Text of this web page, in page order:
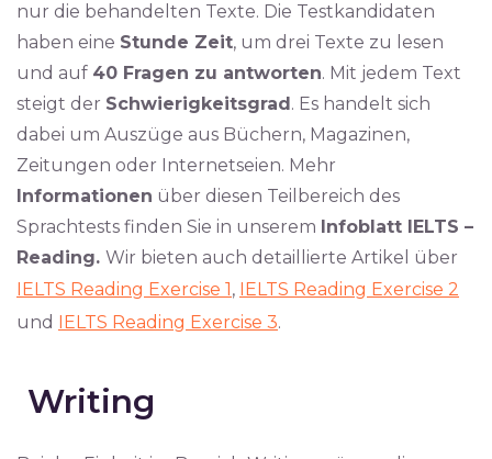
nur die behandelten Texte. Die Testkandidaten
haben eine Stunde Zeit, um drei Texte zu lesen
und auf 40 Fragen zu antworten. Mit jedem Text
steigt der Schwierigkeitsgrad. Es handelt sich
dabei um Auszüge aus Büchern, Magazinen,
Zeitungen oder Internetseien. Mehr
Informationen über diesen Teilbereich des
Sprachtests finden Sie in unserem Infoblatt IELTS –
Reading. Wir bieten auch detaillierte Artikel über
IELTS Reading Exercise 1, IELTS Reading Exercise 2
und IELTS Reading Exercise 3.
Writing